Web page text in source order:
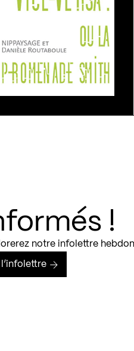
!
notre infolettre